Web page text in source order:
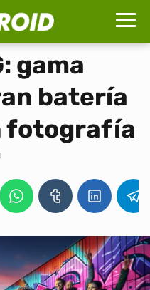
gama
batería
fotografía